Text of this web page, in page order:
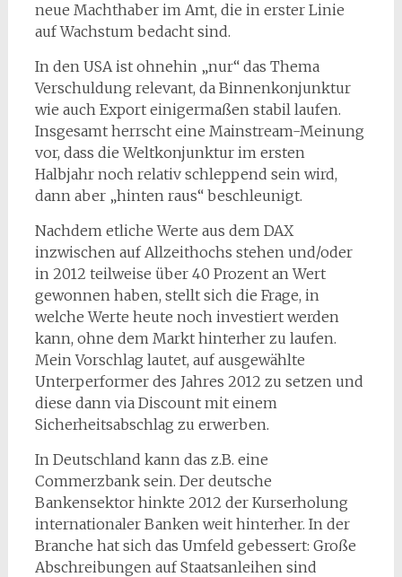
neue Machthaber im Amt, die in erster Linie
auf Wachstum bedacht sind.
In den USA ist ohnehin „nur“ das Thema
Verschuldung relevant, da Binnenkonjunktur
wie auch Export einigermaßen stabil laufen.
Insgesamt herrscht eine Mainstream-Meinung
vor, dass die Weltkonjunktur im ersten
Halbjahr noch relativ schleppend sein wird,
dann aber „hinten raus“ beschleunigt.
Nachdem etliche Werte aus dem DAX
inzwischen auf Allzeithochs stehen und/oder
in 2012 teilweise über 40 Prozent an Wert
gewonnen haben, stellt sich die Frage, in
welche Werte heute noch investiert werden
kann, ohne dem Markt hinterher zu laufen.
Mein Vorschlag lautet, auf ausgewählte
Unterperformer des Jahres 2012 zu setzen und
diese dann via Discount mit einem
Sicherheitsabschlag zu erwerben.
In Deutschland kann das z.B. eine
Commerzbank sein. Der deutsche
Bankensektor hinkte 2012 der Kurserholung
internationaler Banken weit hinterher. In der
Branche hat sich das Umfeld gebessert: Große
Abschreibungen auf Staatsanleihen sind